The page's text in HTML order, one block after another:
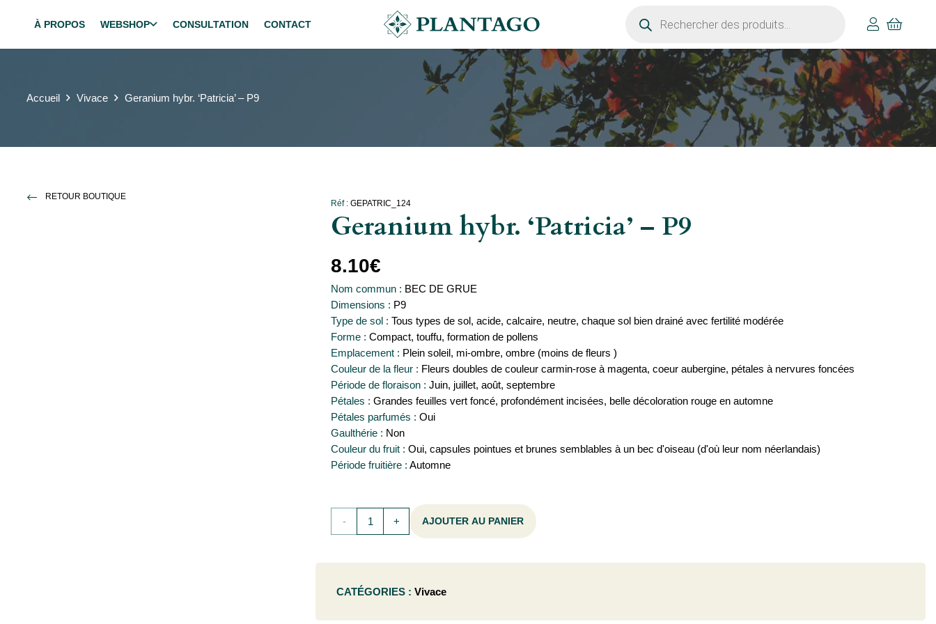
À PROPOS WEBSHOP CONSULTATION CONTACT
produits
Accueil Vivace Geranium hybr. ‘Patricia’ – P9
RETOUR BOUTIQUE
Réf :GEPATRIC_124
Geranium hybr. ‘Patricia’ – P9
8.10€
Nom commun : BEC DE GRUE
Dimensions : P9
Type de sol :Tous types de sol, acide, calcaire, neutre, chaque sol bien drainé avec fertilité modérée
Forme :Compact, touffu, formation de pollens
Emplacement : Plein soleil, mi-ombre, ombre (moins de fleurs )
Couleur de la fleur : Fleurs doubles de couleur carmin-rose à magenta, coeur aubergine, pétales à nervures foncées
Période de floraison :Juin, juillet, août, septembre
Pétales :Grandes feuilles vert foncé, profondément incisées, belle décoloration rouge en automne
Pétales parfumés :Oui
Gaulthérie : Non
Couleur du fruit :Oui, capsules pointues et brunes semblables à un bec d'oiseau (d'où leur nom néerlandais)
Période fruitière :Automne
quantité
hybr.
AJOUTER AU PANIER
CATÉGORIES : Vivace